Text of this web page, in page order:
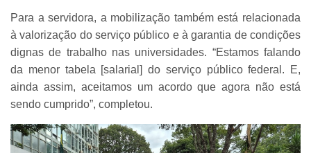
Para a servidora, a mobilização também está relacionada
à valorização do serviço público e à garantia de condições
dignas de trabalho nas universidades. “Estamos falando
da menor tabela [salarial] do serviço público federal. E,
ainda assim, aceitamos um acordo que agora não está
sendo cumprido”, completou.